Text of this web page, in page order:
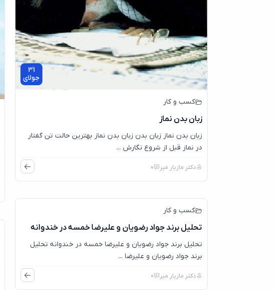
31
جولای
کسب و کار
زبان بدن نماز
زبان بدن نماز زبان بدن زبان بدن نماز بهترین حالت تن گفتار
در نماز قبل از شروع نگارش ...
دکتر مازیار میر 0
31
کسب و کار
تحلیل برند جواد رضویان و علیرضا خمسه در خندوانه
تحلیل برند جواد رضویان و علیرضا خمسه در خندوانه تحلیل
برند جواد رضویان و علیرضا ...
دکتر مازیار میر 0